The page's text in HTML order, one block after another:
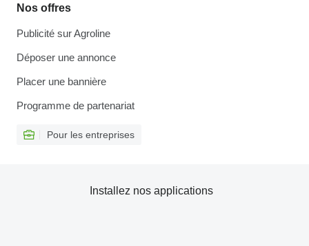
Nos offres
Publicité sur Agroline
Déposer une annonce
Placer une bannière
Programme de partenariat
Pour les entreprises
Installez nos applications